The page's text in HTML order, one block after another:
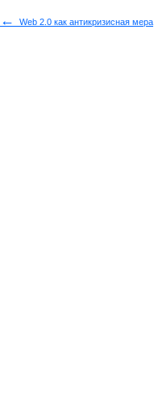
← Web 2.0 как антикризисная мера